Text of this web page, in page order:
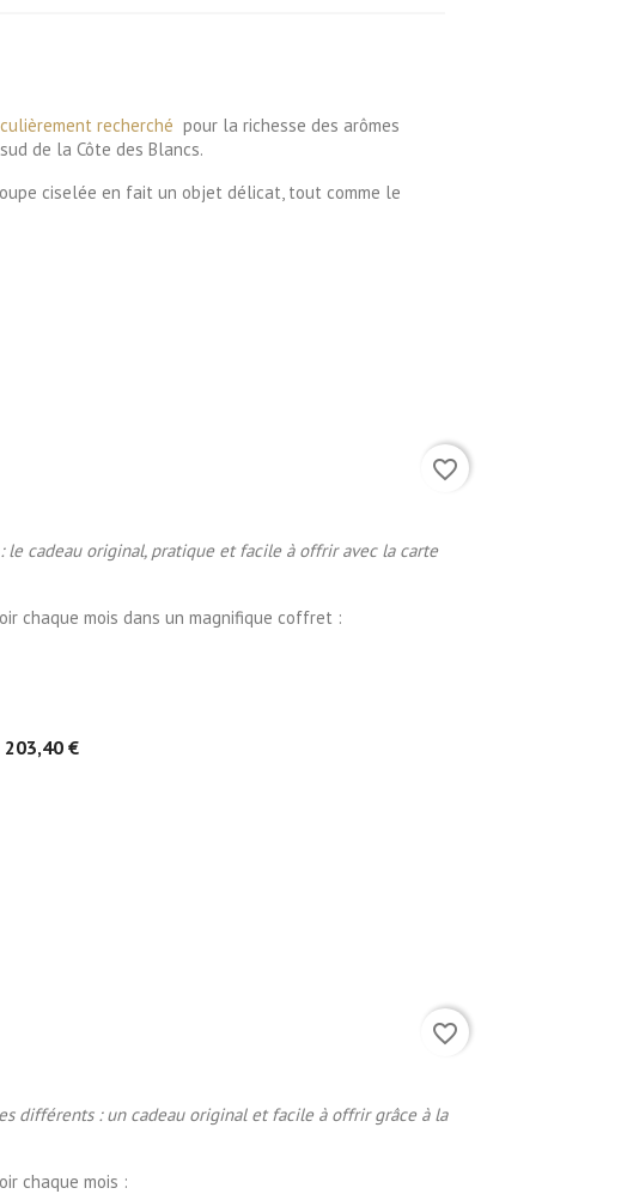
recherché pour la richesse des arômes
de la Côte des Blancs.
ciselée en fait un objet délicat, tout comme le
cadeau original, pratique et facile à offrir avec la carte
chaque mois dans un magnifique coffret :
203,40 €
favorite_border
différents : un cadeau original et facile à offrir grâce à la
chaque mois :
favorite_border